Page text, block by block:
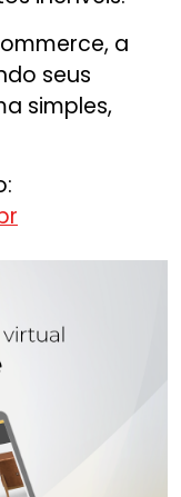
a
seus
simples,